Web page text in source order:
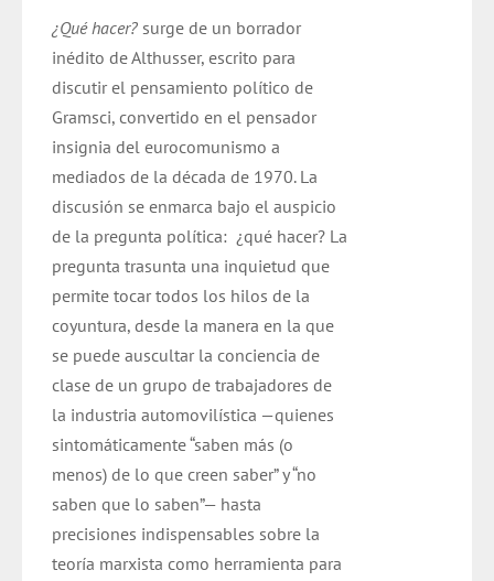
¿Qué hacer? surge de un borrador
inédito de Althusser, escrito para
discutir el pensamiento político de
Gramsci, convertido en el pensador
insignia del eurocomunismo a
mediados de la década de 1970. La
discusión se enmarca bajo el auspicio
de la pregunta política: ¿qué hacer? La
pregunta trasunta una inquietud que
permite tocar todos los hilos de la
coyuntura, desde la manera en la que
se puede auscultar la conciencia de
clase de un grupo de trabajadores de
la industria automovilística —quienes
sintomáticamente “saben más (o
menos) de lo que creen saber” y “no
saben que lo saben”— hasta
precisiones indispensables sobre la
teoría marxista como herramienta para